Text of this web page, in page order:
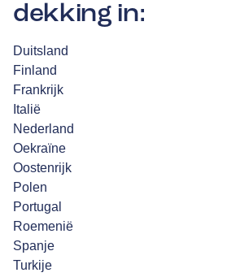
dekking in:
Duitsland
Finland
Frankrijk
Italië
Nederland
Oekraïne
Oostenrijk
Polen
Portugal
Roemenië
Spanje
Turkije